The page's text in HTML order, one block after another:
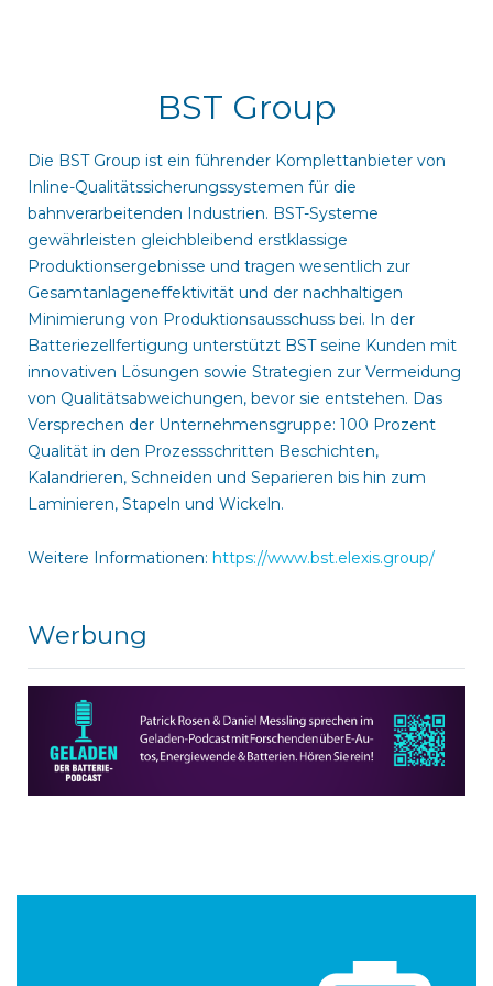
BST Group
Die BST Group ist ein führender Komplettanbieter von
Inline-Qualitätssicherungssystemen für die
bahnverarbeitenden Industrien. BST-Systeme
gewährleisten gleichbleibend erstklassige
Produktionsergebnisse und tragen wesentlich zur
Gesamtanlageneffektivität und der nachhaltigen
Minimierung von Produktionsausschuss bei. In der
Batteriezellfertigung unterstützt BST seine Kunden mit
innovativen Lösungen sowie Strategien zur Vermeidung
von Qualitätsabweichungen, bevor sie entstehen. Das
Versprechen der Unternehmensgruppe: 100 Prozent
Qualität in den Prozessschritten Beschichten,
Kalandrieren, Schneiden und Separieren bis hin zum
Laminieren, Stapeln und Wickeln.
Weitere Informationen: https://www.bst.elexis.group/
Werbung